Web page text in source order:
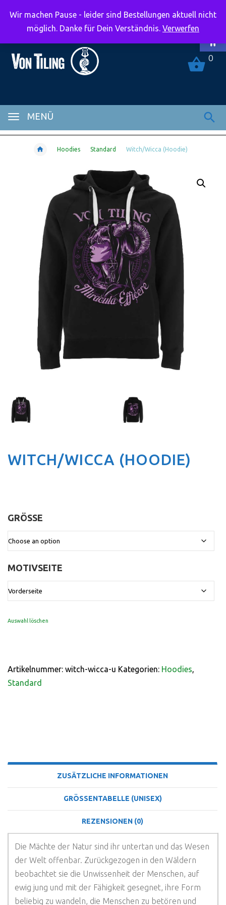
MENÜ
0
Hoodies Standard Witch/Wicca (Hoodie)
WITCH/WICCA (HOODIE)
GRÖSSE
MOTIVSEITE
Auswahl löschen
Artikelnummer: witch-wicca-u Kategorien: Hoodies,
Standard
ZUSÄTZLICHE INFORMATIONEN
GRÖSSENTABELLE (UNISEX)
REZENSIONEN (0)
Die Mächte der Natur sind ihr untertan und das Wesen
der Welt offenbar. Zurückgezogen in den Wäldern
beobachtet sie die Unwissenheit der Menschen, auf
ewig jung und mit der Fähigkeit gesegnet, ihre Form
beliebig zu wandeln, die Menschen zu betören und
Wir machen Pause - leider sind Bestellungen aktuell nicht
möglich. Danke für Dein Verständnis. Verwerfen